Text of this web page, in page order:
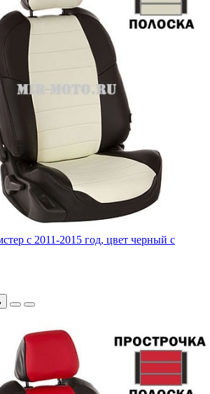
с 2011-2015 год, цвет черный с